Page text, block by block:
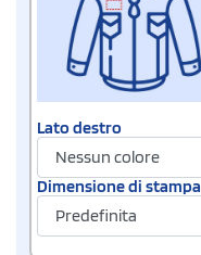
Lato destro
Dimensione di stampa